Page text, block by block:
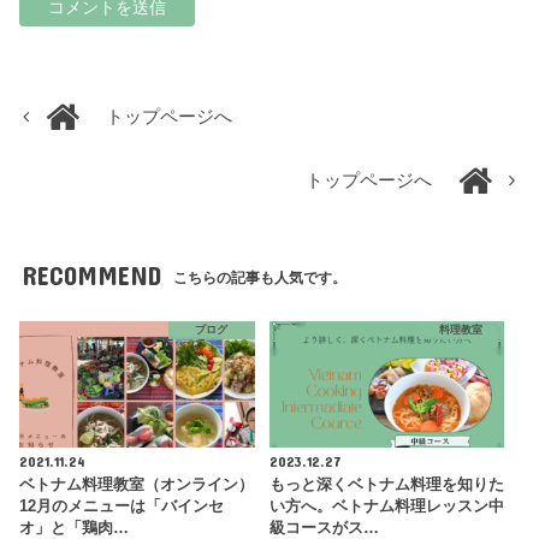
トップページへ
トップページへ
RECOMMEND こちらの記事も人気です。
ブログ
2021.11.24
ベトナム料理教室（オンライン）
12月のメニューは「バインセ
オ」と「鶏肉…
料理教室
2023.12.27
もっと深くベトナム料理を知りた
い方へ。ベトナム料理レッスン中
級コースがス…